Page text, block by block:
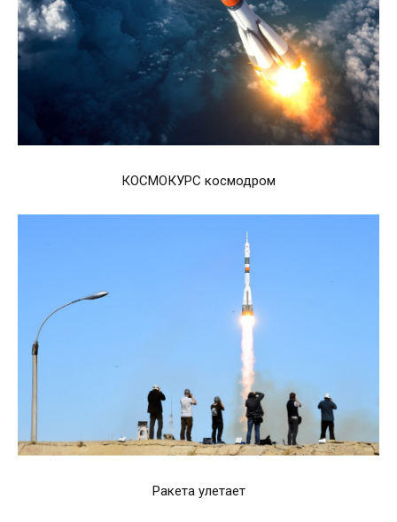
КОСМОКУРС космодром
Ракета улетает